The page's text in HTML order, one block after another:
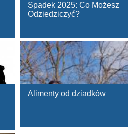
Spadek 2025: Co Możesz
Odziedziczyć?
Alimenty od dziadków